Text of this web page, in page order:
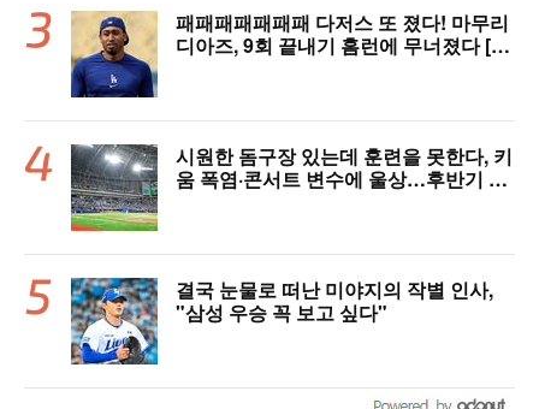
패패패패패패패 다저스 또 졌다! 마무리
디아즈, 9회 끝내기 홈런에 무너졌다 [L
시원한 돔구장 있는데 훈련을 못한다, 키
움 폭염·콘서트 변수에 울상…후반기 상
결국 눈물로 떠난 미야지의 작별 인사,
"삼성 우승 꼭 보고 싶다"